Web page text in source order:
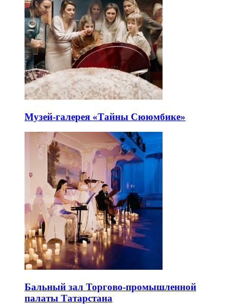
Музей-галерея «Тайны Сююмбике»
Бальный зал Торгово-промышленной
палаты Татарстана